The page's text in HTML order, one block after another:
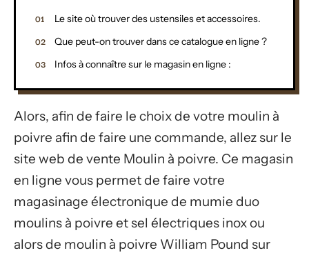
Le site où trouver des ustensiles et accessoires.
Que peut-on trouver dans ce catalogue en ligne ?
Infos à connaître sur le magasin en ligne :
Alors, afin de faire le choix de votre moulin à
poivre afin de faire une commande, allez sur le
site web de vente Moulin à poivre. Ce magasin
en ligne vous permet de faire votre
magasinage électronique de mumie duo
moulins à poivre et sel électriques inox ou
alors de moulin à poivre William Pound sur